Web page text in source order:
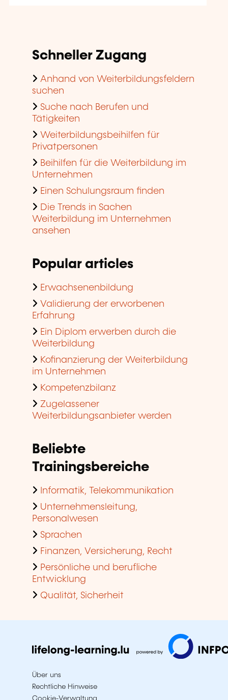
Schneller Zugang
Anhand von Weiterbildungsfeldern
suchen
Suche nach Berufen und
Tätigkeiten
Weiterbildungsbeihilfen für
Privatpersonen
Beihilfen für die Weiterbildung im
Unternehmen
Einen Schulungsraum finden
Die Trends in Sachen
Weiterbildung im Unternehmen
ansehen
Popular articles
Erwachsenenbildung
Validierung der erworbenen
Erfahrung
Ein Diplom erwerben durch die
Weiterbildung
Kofinanzierung der Weiterbildung
im Unternehmen
Kompetenzbilanz
Zugelassener
Weiterbildungsanbieter werden
Beliebte
Trainingsbereiche
Informatik, Telekommunikation
Unternehmensleitung,
Personalwesen
Sprachen
Finanzen, Versicherung, Recht
Persönliche und berufliche
Entwicklung
Qualität, Sicherheit
Über uns
Rechtliche Hinweise